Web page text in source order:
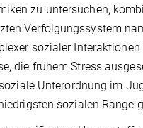
zu untersuchen,
Verfolgungssystem
sozialer
die frühem Stress
Unterordnung im
sozialen Ränge